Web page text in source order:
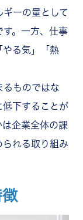
ーの量として
。一方、仕事
やる気」「熱
るものではな
低下することが
は企業全体の課
れる取り組み